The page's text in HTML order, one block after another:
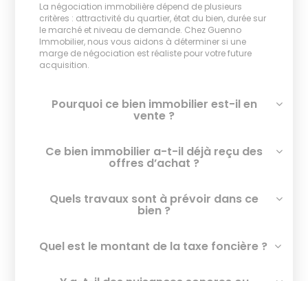
La négociation immobilière dépend de plusieurs
critères : attractivité du quartier, état du bien, durée sur
le marché et niveau de demande. Chez Guenno
Immobilier, nous vous aidons à déterminer si une
marge de négociation est réaliste pour votre future
acquisition.
Pourquoi ce bien immobilier est-il en
vente ?
Ce bien immobilier a-t-il déjà reçu des
offres d’achat ?
Quels travaux sont à prévoir dans ce
bien ?
Quel est le montant de la taxe foncière ?